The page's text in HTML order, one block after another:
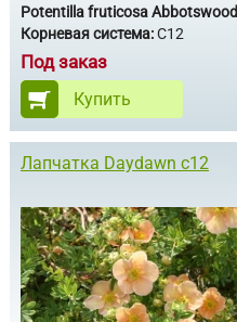
Potentilla fruticosa Аbbotswood
Корневая система:C12
Под заказ
Купить
Лапчатка Daydawn c12